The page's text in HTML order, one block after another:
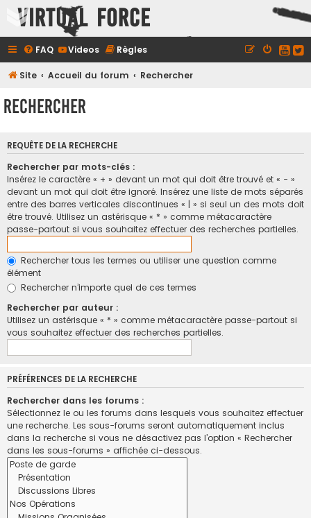
Virtual Force
FAQ Videos Règles
Site Accueil du forum Rechercher
Rechercher
REQUÊTE DE LA RECHERCHE
Rechercher par mots-clés :
Insérez le caractère « + » devant un mot qui doit être trouvé et « - »
devant un mot qui doit être ignoré. Insérez une liste de mots séparés
entre des barres verticales discontinues « | » si seul un des mots doit
être trouvé. Utilisez un astérisque « * » comme métacaractère
passe-partout si vous souhaitez effectuer des recherches partielles.
Rechercher tous les termes ou utiliser une question comme
élément
Rechercher n’importe quel de ces termes
Rechercher par auteur :
Utilisez un astérisque « * » comme métacaractère passe-partout si
vous souhaitez effectuer des recherches partielles.
PRÉFÉRENCES DE LA RECHERCHE
Rechercher dans les forums :
Sélectionnez le ou les forums dans lesquels vous souhaitez effectuer
une recherche. Les sous-forums seront automatiquement inclus
dans la recherche si vous ne désactivez pas l’option « Rechercher
dans les sous-forums » affichée ci-dessous.